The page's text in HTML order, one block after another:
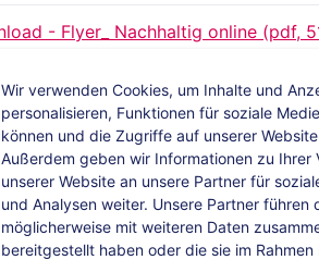
- Flyer_ Nachhaltig online (pdf,
Wir verwenden Cookies, um Inhalte und
personalisieren, Funktionen für soziale
können und die Zugriffe auf unserer
Außerdem geben wir Informationen zu Ihrer
unserer Website an unsere Partner für
und Analysen weiter. Unsere Partner führen
möglicherweise mit weiteren Daten
bereitgestellt haben oder die sie im